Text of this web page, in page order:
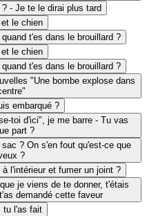
- Je te le dirai plus tard
le chien
t'es dans le brouillard ?
le chien
t'es dans le brouillard ?
"Une bombe explose dans
embarqué ?
toi d'ici", je me barre - Tu vas
part ?
? On s'en fout qu'est-ce que
?
l'intérieur et fumer un joint ?
je viens de te donner, t'étais
demandé cette faveur
tu l'as fait